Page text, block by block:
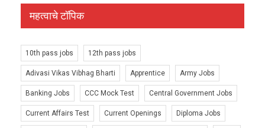
महत्वाचे टॉपिक
10th pass jobs 12th pass jobs
Adivasi Vikas Vibhag Bharti Apprentice Army Jobs
Banking Jobs CCC Mock Test Central Government Jobs
Current Affairs Test Current Openings Diploma Jobs